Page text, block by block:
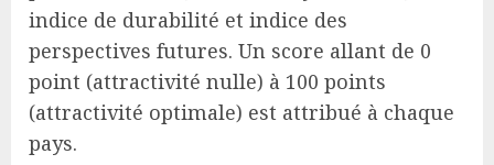
indice de durabilité et indice des
perspectives futures. Un score allant de 0
point (attractivité nulle) à 100 points
(attractivité optimale) est attribué à chaque
pays.